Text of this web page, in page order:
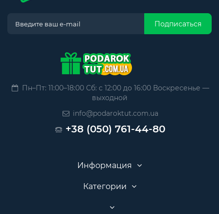
Подписаться
Пн–Пт: 11:00–18:00 Сб: с 12:00 до 16:00 Воскресенье —
выходной
info@podaroktut.com.ua
+38 (050) 761-44-80
Информация
Категории